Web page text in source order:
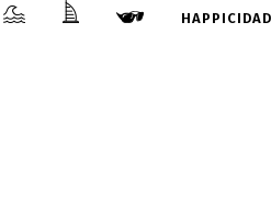
HAPPICIDAD